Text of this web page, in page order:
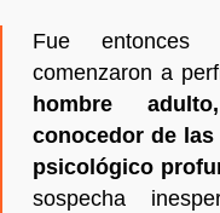
Fue entonces
comenzaron a
hombre
conocedor de
psicológico
sospecha